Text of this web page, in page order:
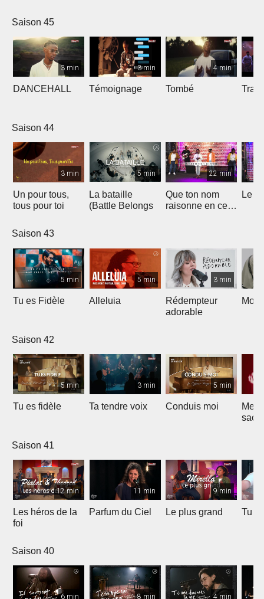
Saison 45
3 min
DANCEHALL
3 min
Témoignage
4 min
Tombé
Saison 44
3 min
Un pour tous,
tous pour toi
5 min
La bataille
(Battle Belongs
22 min
Que ton nom
raisonne en ce
Le
Saison 43
5 min
Tu es Fidèle
5 min
Alleluia
3 min
Rédempteur
adorable
Mon
Saison 42
5 min
Tu es fidèle
3 min
Ta tendre voix
5 min
Conduis moi
Saison 41
12 min
Les héros de la
foi
11 min
Parfum du Ciel
9 min
Le plus grand Tu
Saison 40
6 min 8 min 4 min